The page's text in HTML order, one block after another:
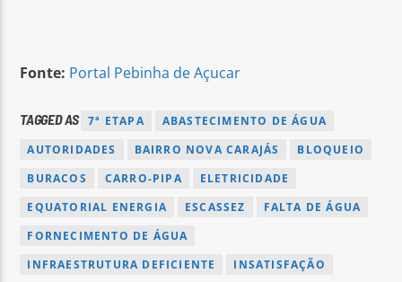
Fonte: Portal Pebinha de Açucar
TAGGED AS 7ª ETAPA
ABASTECIMENTO DE ÁGUA
AUTORIDADES
BAIRRO NOVA CARAJÁS
BLOQUEIO
BURACOS
CARRO-PIPA
ELETRICIDADE
EQUATORIAL ENERGIA
ESCASSEZ
FALTA DE ÁGUA
FORNECIMENTO DE ÁGUA
INFRAESTRUTURA DEFICIENTE
INSATISFAÇÃO